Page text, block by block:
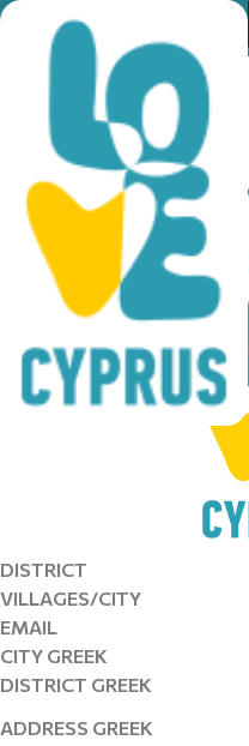
You are here:Home»
» AMBELITIS TAVERN
AMBELITIS
DISTRICT
VILLAGES/CITY
EMAIL
CITY GREEK
DISTRICT GREEK
ADDRESS GREEK